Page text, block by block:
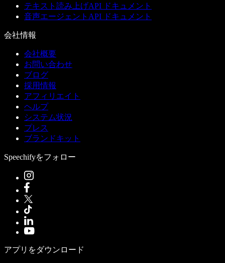
テキスト読み上げAPI ドキュメント
音声エージェントAPI ドキュメント
会社情報
会社概要
お問い合わせ
ブログ
採用情報
アフィリエイト
ヘルプ
システム状況
プレス
ブランドキット
Speechifyをフォロー
アプリをダウンロード